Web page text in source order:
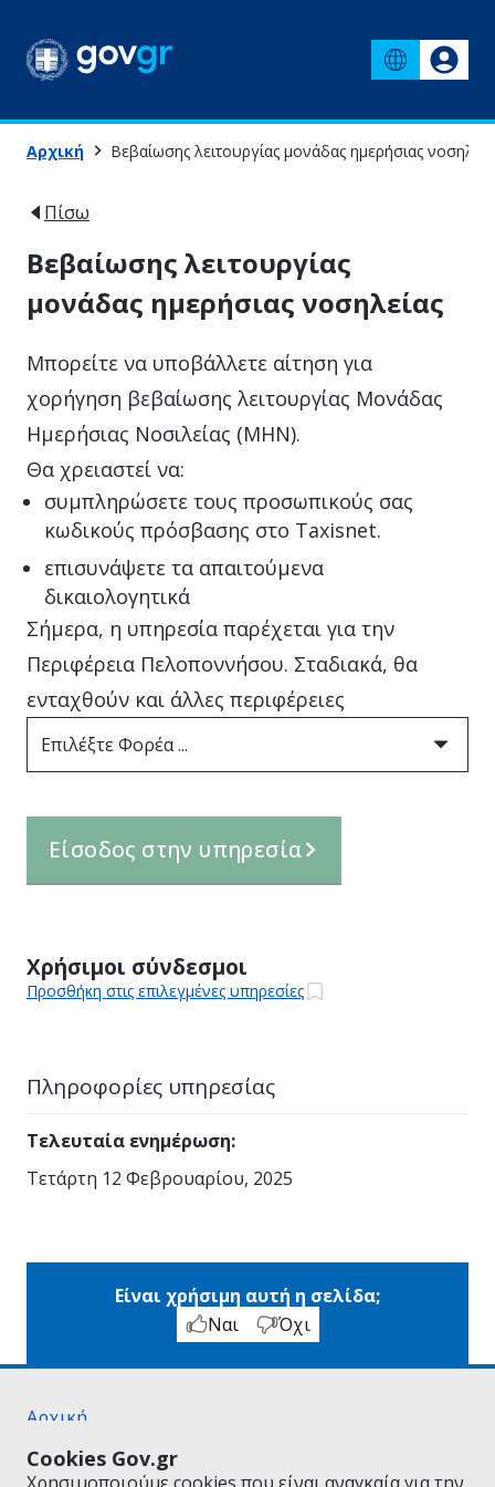
Cookies Gov.gr
Αρχική Βεβαίωσης λειτουργίας μονάδας ημερήσιας
Πίσω
Βεβαίωσης λειτουργίας
μονάδας ημερήσιας νοσηλείας
Μπορείτε να υποβάλλετε αίτηση για
χορήγηση βεβαίωσης λειτουργίας Μονάδας
Ημερήσιας Νοσιλείας (ΜΗΝ).
Θα χρειαστεί να:
συμπληρώσετε τους προσωπικούς σας
κωδικούς πρόσβασης στο Taxisnet.
επισυνάψετε τα απαιτούμενα
δικαιολογητικά
Σήμερα, η υπηρεσία παρέχεται για την
Περιφέρεια Πελοποννήσου. Σταδιακά, θα
ενταχθούν και άλλες περιφέρειες
Επιλέξτε Φορέα ...
Είσοδος στην υπηρεσία
Χρήσιμοι σύνδεσμοι
Προσθήκη στις επιλεγμένες υπηρεσίες
Πληροφορίες υπηρεσίας
Τελευταία ενημέρωση:
Τετάρτη 12 Φεβρουαρίου, 2025
Είναι χρήσιμη αυτή η σελίδα;
Ναι
Όχι
Αρχική
Όροι Χρήσης